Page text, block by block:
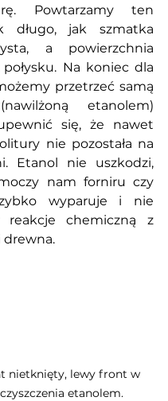
Powtarzamy ten
długo, jak szmatka
a powierzchnia
Na koniec dla
przetrzeć samą
etanolem)
się, że nawet
nie pozostała na
Etanol nie uszkodzi,
nam forniru czy
wyparuje i nie
chemiczną z
nietknięty, lewy front w
etanolem.